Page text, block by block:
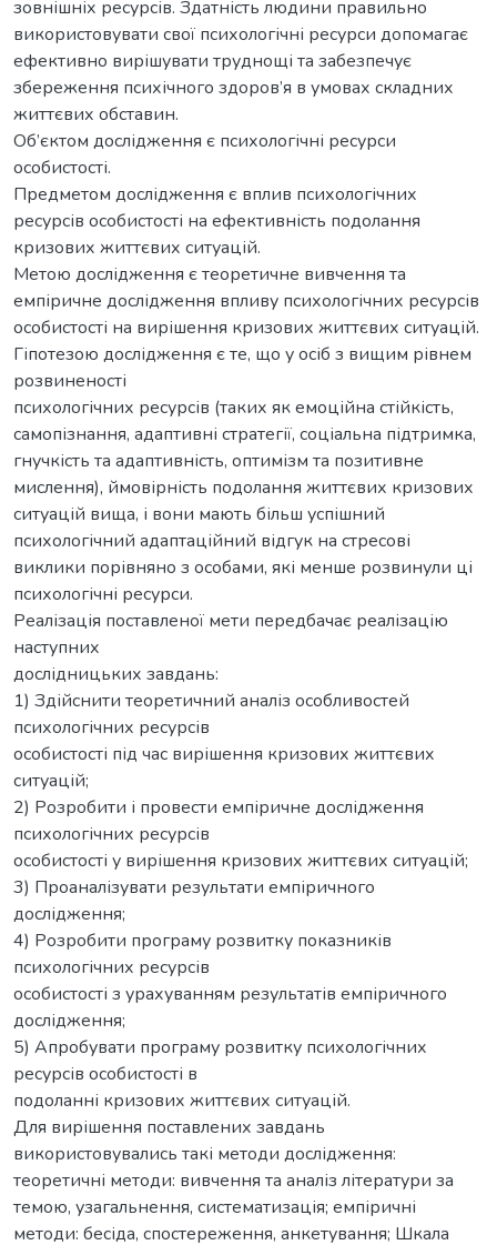
зовнішніх ресурсів. Здатність людини правильно
використовувати свої психологічні ресурси допомагає
ефективно вирішувати труднощі та забезпечує
збереження психічного здоров’я в умовах складних
життєвих обставин.
Об’єктом дослідження є психологічні ресурси
особистості.
Предметом дослідження є вплив психологічних
ресурсів особистості на ефективність подолання
кризових життєвих ситуацій.
Метою дослідження є теоретичне вивчення та
емпіричне дослідження впливу психологічних ресурсів
особистості на вирішення кризових життєвих ситуацій.
Гіпотезою дослідження є те, що у осіб з вищим рівнем
розвиненості
психологічних ресурсів (таких як емоційна стійкість,
самопізнання, адаптивні стратегії, соціальна підтримка,
гнучкість та адаптивність, оптимізм та позитивне
мислення), ймовірність подолання життєвих кризових
ситуацій вища, і вони мають більш успішний
психологічний адаптаційний відгук на стресові
виклики порівняно з особами, які менше розвинули ці
психологічні ресурси.
Реалізація поставленої мети передбачає реалізацію
наступних
дослідницьких завдань:
1) Здійснити теоретичний аналіз особливостей
психологічних ресурсів
особистості під час вирішення кризових життєвих
ситуацій;
2) Розробити і провести емпіричне дослідження
психологічних ресурсів
особистості у вирішення кризових життєвих ситуацій;
3) Проаналізувати результати емпіричного
дослідження;
4) Розробити програму розвитку показників
психологічних ресурсів
особистості з урахуванням результатів емпіричного
дослідження;
5) Апробувати програму розвитку психологічних
ресурсів особистості в
подоланні кризових життєвих ситуацій.
Для вирішення поставлених завдань
використовувались такі методи дослідження:
теоретичні методи: вивчення та аналіз літератури за
темою, узагальнення, систематизація; емпіричні
методи: бесіда, спостереження, анкетування; Шкала